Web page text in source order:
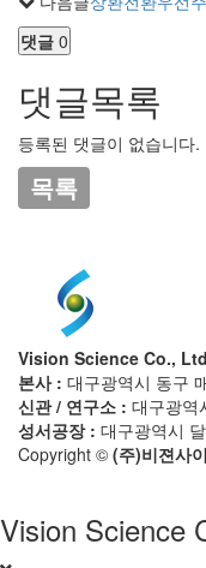
댓글 0
댓글목록
등록된 댓글이 없습니다.
목록
Vision Science Co.,
본사 : 대구광역시 동구
신관 / 연구소 : 대구광역
성서공장 : 대구광역시
Copyright © (주)비젼사
Vision Science